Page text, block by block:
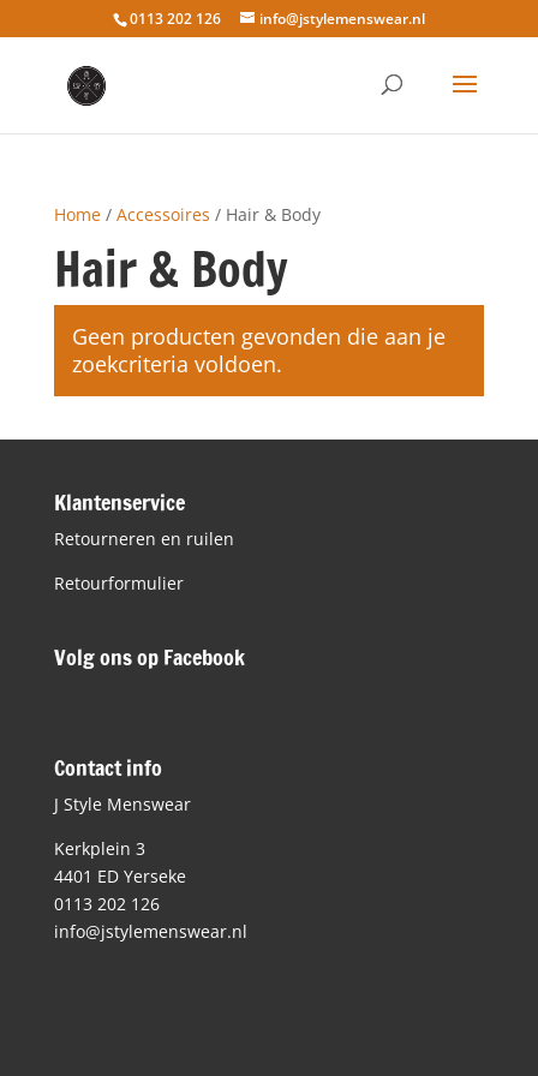
0113 202 126 info@jstylemenswear.nl
Home/ Accessoires / Hair & Body
Hair & Body
Geen producten gevonden die aan je
zoekcriteria voldoen.
Klantenservice
Retourneren en ruilen
Retourformulier
Volg ons op Facebook
Contact info
J Style Menswear
Kerkplein 3
4401 ED Yerseke
0113 202 126
info@jstylemenswear.nl